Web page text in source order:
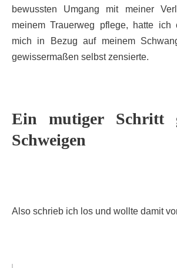
bewussten Umgang mit meiner
meinem Trauerweg pflege, hatte ich
mich in Bezug auf meinem
gewissermaßen selbst zensierte.
Ein mutiger Schritt
Schweigen
Also schrieb ich los und wollte damit